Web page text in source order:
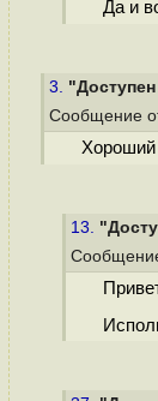
Да и
3.
Сообщение
Хороший
13.